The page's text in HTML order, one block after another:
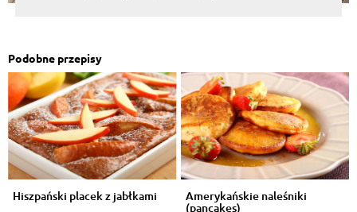
Podobne przepisy
Hiszpański placek z jabłkami Amerykańskie naleśniki
(pancakes)